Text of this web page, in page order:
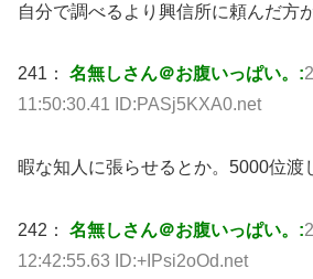
自分で調べるより興信所に頼んだ方
241： 名無しさん＠お腹いっぱい。:
11:50:30.41 ID:PASj5KXA0.net
暇な知人に張らせるとか。5000位渡
242： 名無しさん＠お腹いっぱい。:
12:42:55.63 ID:+IPsi2oOd.net